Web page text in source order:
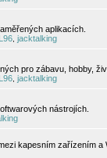
aplikacích.
jacktalking
pro zábavu, hobby,
jacktalking
nástrojích.
kapesním zařízením a